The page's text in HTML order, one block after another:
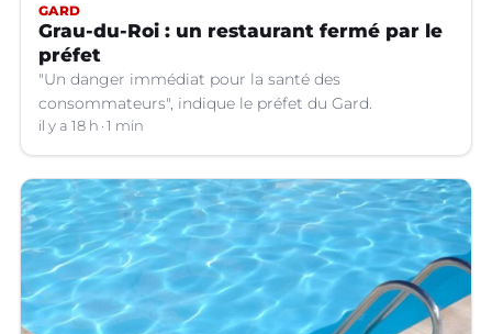
GARD
Grau-du-Roi : un restaurant fermé par le
préfet
"Un danger immédiat pour la santé des
consommateurs", indique le préfet du Gard.
il y a 18 h 1 min